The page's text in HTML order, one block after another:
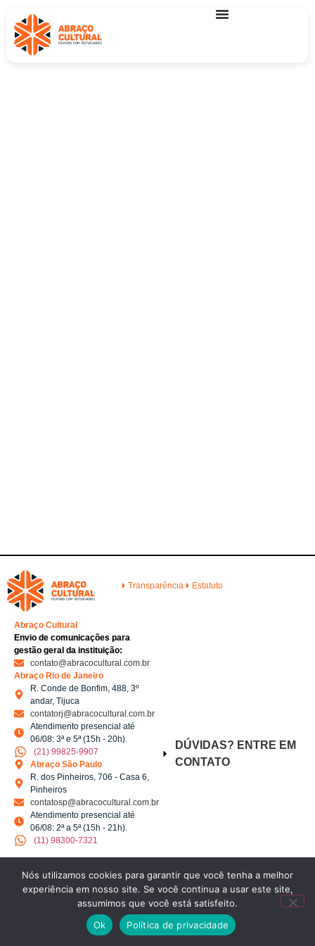
Transparência Estatuto
DÚVIDAS? ENTRE EM
CONTATO
Abraço Cultural
Envio de comunicações para
gestão geral da instituição:
contato@abracocultural.com.br
Abraço Rio de Janeiro
R. Conde de Bonfim, 488, 3º
andar, Tijuca
contatorj@abracocultural.com.br
Atendimento presencial até
06/08: 3ª e 5ª (15h - 20h).
(21) 99825-9907
Abraço São Paulo
R. dos Pinheiros, 706 - Casa 6,
Pinheiros
contatosp@abracocultural.com.br
Atendimento presencial até
06/08: 2ª a 5ª (15h - 21h).
(11) 98300-7321
Copyright 2023 Abraço Cultural | Desenvolvido por Webinhood
SIGA A ABRAÇO
Nós utilizamos cookies para garantir que você tenha a melhor
experiência em nosso site. Se você continua a usar este site,
assumimos que você está satisfeito.
Ok
Política de privacidade